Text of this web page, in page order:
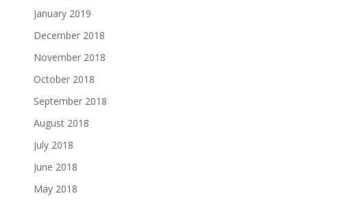
January 2019
December 2018
November 2018
October 2018
September 2018
August 2018
July 2018
June 2018
May 2018